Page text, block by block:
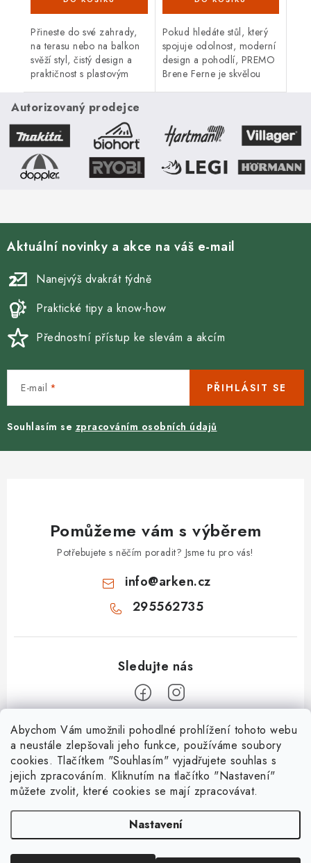
Abychom Vám umožnili pohodlné prohlížení tohoto webu
a neustále zlepšovali jeho funkce, používáme soubory
cookies. Tlačítkem "Souhlasím" vyjadřujete souhlas s
jejich zpracováním. Kliknutím na tlačítko "Nastavení"
můžete zvolit, které cookies se mají zpracovávat.
Nastavení
Přineste do své zahrady,
na terasu nebo na balkon
svěží styl, čistý design a
praktičnost s plasto­vým
minimalistické provedení,
inspirovaná stylem
Bauhausu,...
Pokud hledáte stůl, který
spojuje odolnost, moderní
design a pohodlí, PREMO
Brene Ferne je skvělou
údržbu a svým...
Autorizovaný prodejce
Aktuální novinky a akce na váš e-mail
Nanejvýš dvakrát týdně
Praktické tipy a know-how
Přednostní přístup ke slevám a akcím
E-mail
Souhlasím se zpracováním osobních údajů
PŘIHLÁSIT SE
Pomůžeme vám s výběrem
Potřebujete s něčím poradit? Jsme tu pro vás!
info@arken.cz
295562735
O Arken
O nás
Mapa servisů
Vše o nákupu
Doprava a platba
Platební metody